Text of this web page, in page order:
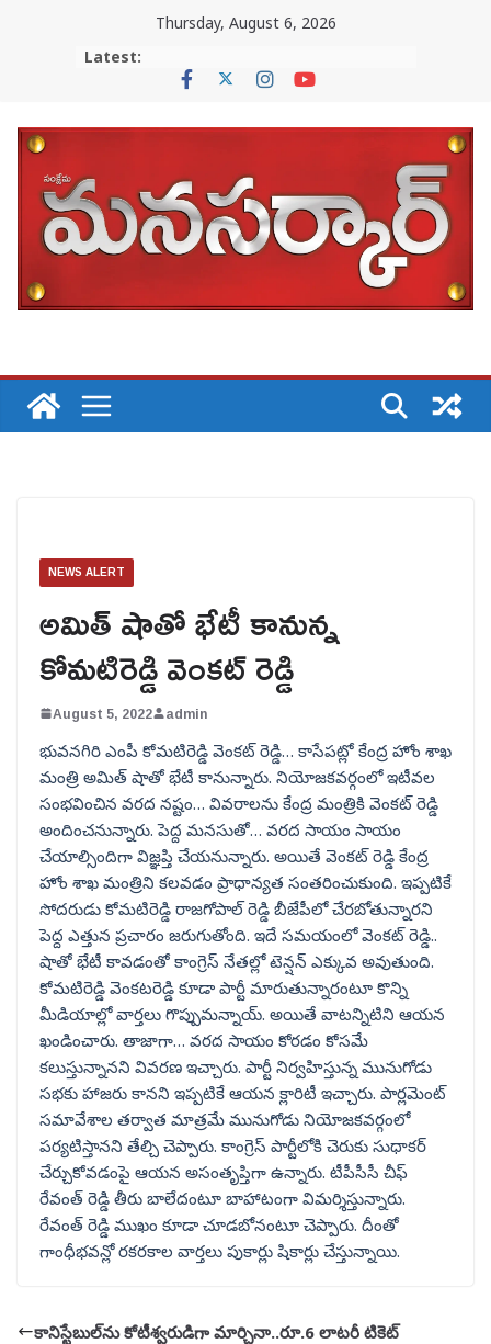
Thursday, August 6, 2026
Latest:
NEWS ALERT
అమిత్ షాతో భేటీ కానున్న
కోమటిరెడ్డి వెంకట్ రెడ్డి
August 5, 2022 admin
భువనగిరి ఎంపీ కోమటిరెడ్డి వెంకట్ రెడ్డి… కాసేపట్లో కేంద్ర హోం శాఖ
మంత్రి అమిత్ షాతో భేటీ కానున్నారు. నియోజకవర్గంలో ఇటీవల
సంభవించిన వరద నష్టం… వివరాలను కేంద్ర మంత్రికి వెంకట్ రెడ్డి
అందించనున్నారు. పెద్ద మనసుతో… వరద సాయం సాయం
చేయాల్సిందిగా విజ్ఞప్తి చేయనున్నారు. అయితే వెంకట్ రెడ్డి కేంద్ర
హోం శాఖ మంత్రిని కలవడం ప్రాధాన్యత సంతరించుకుంది. ఇప్పటికే
సోదరుడు కోమటిరెడ్డి రాజగోపాల్ రెడ్డి బీజేపీలో చేరబోతున్నారని
పెద్ద ఎత్తున ప్రచారం జరుగుతోంది. ఇదే సమయంలో వెంకట్ రెడ్డి..
షాతో భేటీ కావడంతో కాంగ్రెస్ నేతల్లో టెన్షన్ ఎక్కువ అవుతుంది.
కోమటిరెడ్డి వెంకటరెడ్డి కూడా పార్టీ మారుతున్నారంటూ కొన్ని
మీడియాల్లో వార్తలు గొప్పుమన్నాయ్. అయితే వాటన్నిటిని ఆయన
ఖండించారు. తాజాగా… వరద సాయం కోరడం కోసమే
కలుస్తున్నానని వివరణ ఇచ్చారు. పార్టీ నిర్వహిస్తున్న మునుగోడు
సభకు హాజరు కానని ఇప్పటికే ఆయన క్లారిటీ ఇచ్చారు. పార్లమెంట్
సమావేశాల తర్వాత మాత్రమే మునుగోడు నియోజకవర్గంలో
పర్యటిస్తానని తేల్చి చెప్పారు. కాంగ్రెస్ పార్టీలోకి చెరుకు సుధాకర్
చేర్చుకోవడంపై ఆయన అసంతృప్తిగా ఉన్నారు. టీపీసీసీ చీఫ్
రేవంత్ రెడ్డి తీరు బాలేదంటూ బాహాటంగా విమర్శిస్తున్నారు.
రేవంత్ రెడ్డి ముఖం కూడా చూడబోనంటూ చెప్పారు. దీంతో
గాంధీభవన్లో రకరకాల వార్తలు పుకార్లు షికార్లు చేస్తున్నాయి.
కానిస్టేబుల్‌ను కోటీశ్వరుడిగా మార్చినా..రూ.6 లాటరీ టికెట్